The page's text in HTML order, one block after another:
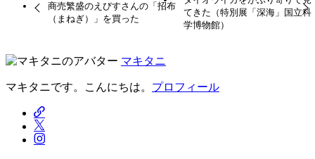
商売繁盛のえびすさんの「招布
（まねぎ）」を買った
てきた（特別展「深海」国立科
学博物館）
マキタニ
マキタニです。こんにちは。 プロフィール